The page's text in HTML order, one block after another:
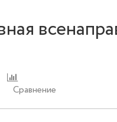
Сравнение